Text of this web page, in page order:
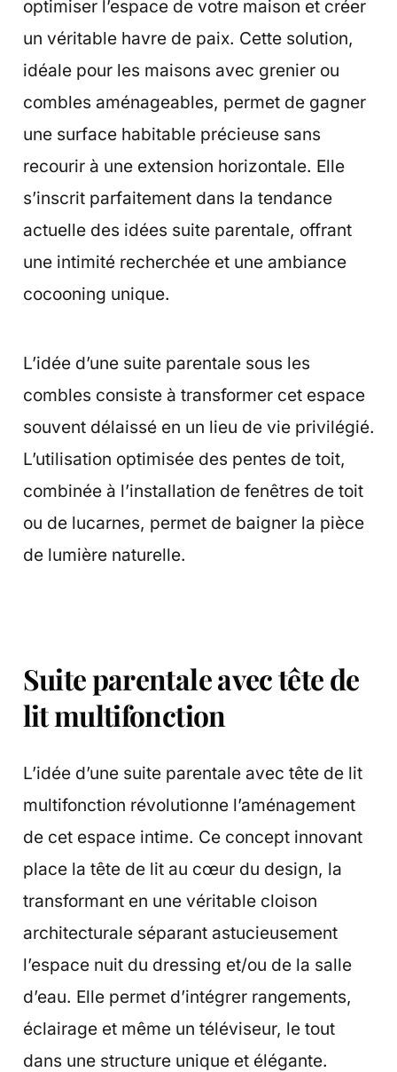
optimiser l’espace de votre maison et créer
un véritable havre de paix. Cette solution,
idéale pour les maisons avec grenier ou
combles aménageables, permet de gagner
une surface habitable précieuse sans
recourir à une extension horizontale. Elle
s’inscrit parfaitement dans la tendance
actuelle des idées suite parentale, offrant
une intimité recherchée et une ambiance
cocooning unique.
L’idée d’une suite parentale sous les
combles consiste à transformer cet espace
souvent délaissé en un lieu de vie privilégié.
L’utilisation optimisée des pentes de toit,
combinée à l’installation de fenêtres de toit
ou de lucarnes, permet de baigner la pièce
de lumière naturelle.
Suite parentale avec tête de
lit multifonction
L’idée d’une suite parentale avec tête de lit
multifonction révolutionne l’aménagement
de cet espace intime. Ce concept innovant
place la tête de lit au cœur du design, la
transformant en une véritable cloison
architecturale séparant astucieusement
l’espace nuit du dressing et/ou de la salle
d’eau. Elle permet d’intégrer rangements,
éclairage et même un téléviseur, le tout
dans une structure unique et élégante.